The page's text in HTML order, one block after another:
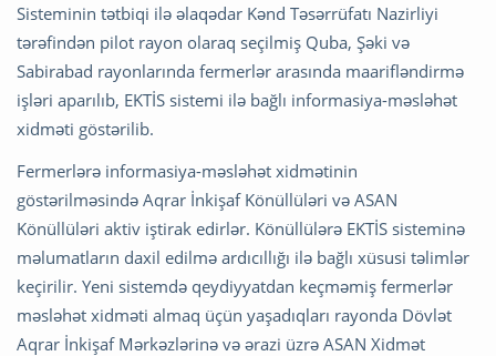
Sisteminin tətbiqi ilə əlaqədar Kənd Təsərrüfatı Nazirliyi
tərəfindən pilot rayon olaraq seçilmiş Quba, Şəki və
Sabirabad rayonlarında fermerlər arasında maarifləndirmə
işləri aparılıb, EKTİS sistemi ilə bağlı informasiya-məsləhət
xidməti göstərilib.
Fermerlərə informasiya-məsləhət xidmətinin
göstərilməsində Aqrar İnkişaf Könüllüləri və ASAN
Könüllüləri aktiv iştirak edirlər. Könüllülərə EKTİS sisteminə
məlumatların daxil edilmə ardıcıllığı ilə bağlı xüsusi təlimlər
keçirilir. Yeni sistemdə qeydiyyatdan keçməmiş fermerlər
məsləhət xidməti almaq üçün yaşadıqları rayonda Dövlət
Aqrar İnkişaf Mərkəzlərinə və ərazi üzrə ASAN Xidmət